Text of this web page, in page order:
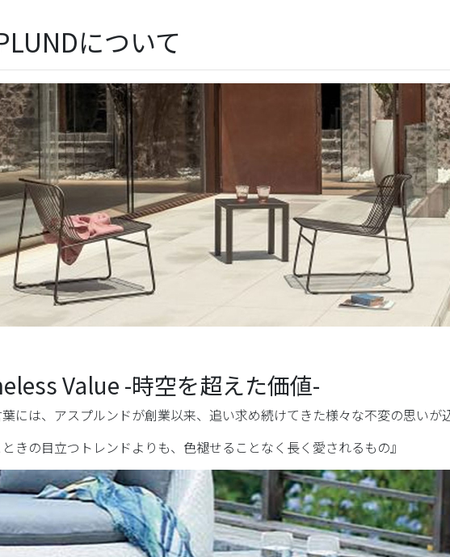
について
Value -時空を超えた価値-
葉には、アスプルンドが創業以来、追い求め続けてきた様々な不変の思いが
ときの目立つトレンドよりも、色褪せることなく長く愛されるもの』